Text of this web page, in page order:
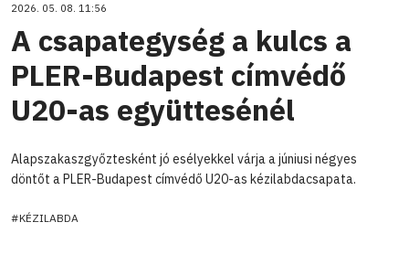
2026. 05. 08. 11:56
A csapategység a kulcs a
PLER-Budapest címvédő
U20-as együttesénél
Alapszakaszgyőztesként jó esélyekkel várja a júniusi négyes
döntőt a PLER-Budapest címvédő U20-as kézilabdacsapata.
#KÉZILABDA